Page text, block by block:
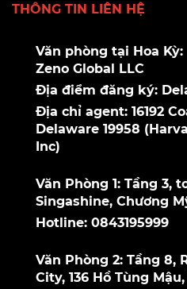
THÔNG TIN LIÊN HỆ
Văn phòng tại Hoa Kỳ:
Zeno Global LLC
Địa điểm đăng ký:
Địa chỉ agent: 16192
Delaware 19958
Inc)
Văn Phòng 1: Tầng 3,
Singashine, Chương
Hotline: 0843195999
Văn Phòng 2: Tầng 8,
City, 136 Hồ Tùng